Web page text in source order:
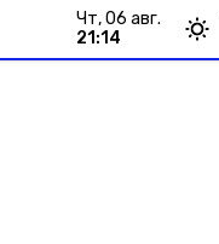
чт, 06 авг.
21:14